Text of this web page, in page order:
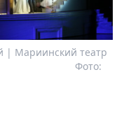
| Мариинский театр
Фото: